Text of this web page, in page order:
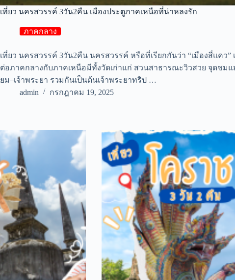
เที่ยว นครสวรรค์ 3วัน2คืน เมืองประตูภาคเหนือที่น่าหลงรัก
ภาคกลาง
เที่ยว นครสวรรค์ 3วัน2คืน นครสวรรค์ หรือที่เรียกกันว่า “เมืองสี่แคว”
ต่อภาคกลางกับภาคเหนือมีทั้งวัดเก่าแก่ สวนสาธารณะวิวสวย จุดชม
ยม–เจ้าพระยา รวมกันเป็นต้นเจ้าพระยาทริป …
admin
กรกฎาคม 19, 2025